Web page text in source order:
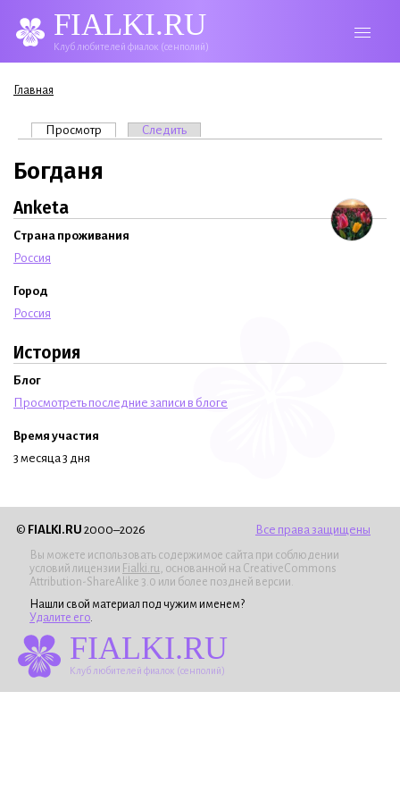
FIALKI.RU
Клуб любителей фиалок (сенполий)
Вы здесь
Главная
Главные вкладки
Просмотр (активная вкладка)
Следить
Богданя
Anketa
Страна проживания
Россия
Город
Россия
История
Блог
Просмотреть последние записи в блоге
Время участия
3 месяца 3 дня
© FIALKI.RU 2000–2026 Все права защищены
Вы можете использовать содержимое сайта при соблюдении
условий лицензии Fialki.ru , основанной на CreativeCommons
Attribution-ShareAlike 3.0 или более поздней версии.
Нашли свой материал под чужим именем?
Удалите его
FIALKI.RU
Клуб любителей фиалок (сенполий)